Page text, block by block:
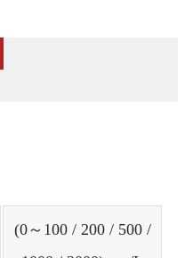
(0～100 / 200 / 500 /